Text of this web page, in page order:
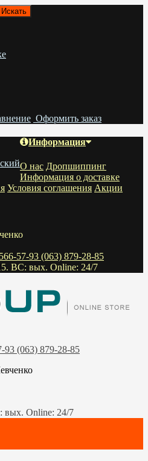
Оформить заказ
Информация
О нас Дропшиппинг
Информация о доставке
Условия соглашения Акции
57-93 (063) 879-28-85
ВС: вых. Online: 24/7
93 (063) 879-28-85
Online: 24/7